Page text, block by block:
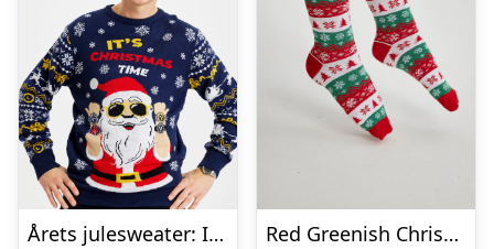
Årets julesweater: It’s Christmas O’clock – herre / mænd. Ugly Christmas Sweater lavet i Danmark
Red Greenish Christmas Socks. Julesokker